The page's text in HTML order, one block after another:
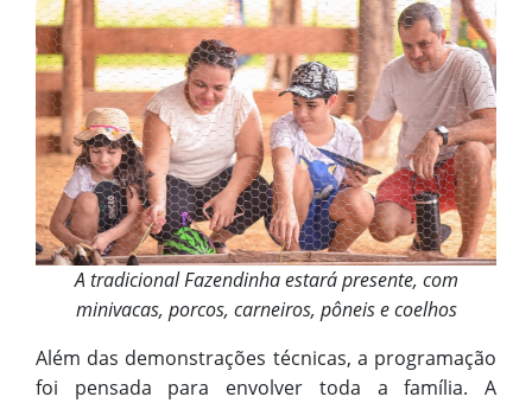
A tradicional Fazendinha estará presente, com
minivacas, porcos, carneiros, pôneis e coelhos
Além das demonstrações técnicas, a programação
foi pensada para envolver toda a família. A